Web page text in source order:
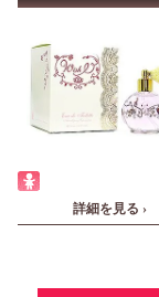
詳細を見る ›